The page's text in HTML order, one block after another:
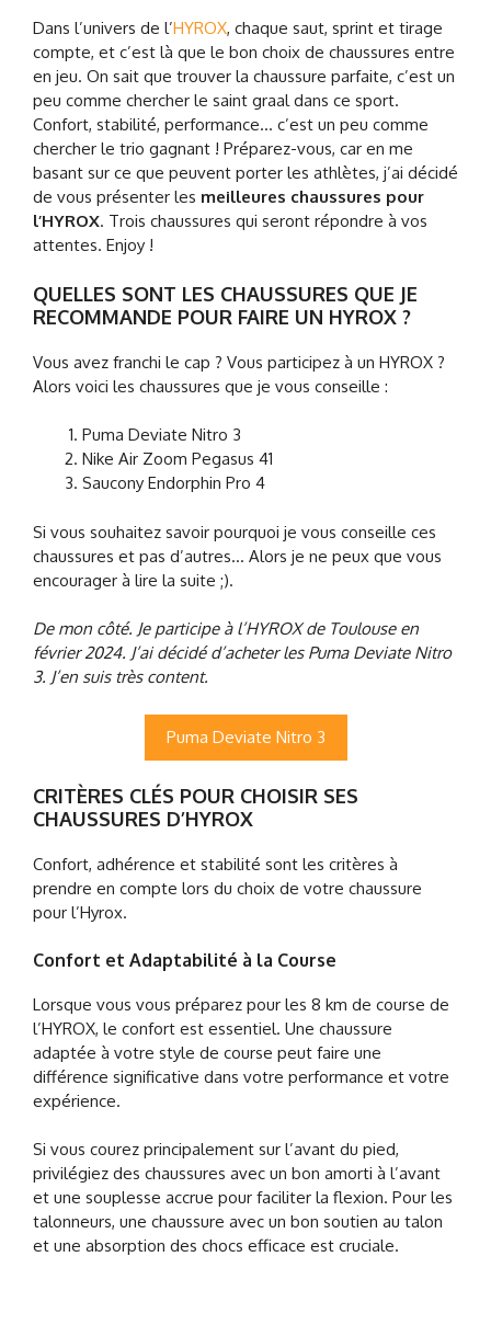
Dans l’univers de l’HYROX, chaque saut, sprint et tirage
compte, et c’est là que le bon choix de chaussures entre
en jeu. On sait que trouver la chaussure parfaite, c’est un
peu comme chercher le saint graal dans ce sport.
Confort, stabilité, performance… c’est un peu comme
chercher le trio gagnant ! Préparez-vous, car en me
basant sur ce que peuvent porter les athlètes, j’ai décidé
de vous présenter les meilleures chaussures pour
l’HYROX. Trois chaussures qui seront répondre à vos
attentes. Enjoy !
QUELLES SONT LES CHAUSSURES QUE JE
RECOMMANDE POUR FAIRE UN HYROX ?
Vous avez franchi le cap ? Vous participez à un HYROX ?
Alors voici les chaussures que je vous conseille :
Puma Deviate Nitro 3
Nike Air Zoom Pegasus 41
Saucony Endorphin Pro 4
Si vous souhaitez savoir pourquoi je vous conseille ces
chaussures et pas d’autres… Alors je ne peux que vous
encourager à lire la suite ;).
De mon côté. Je participe à l’HYROX de Toulouse en
février 2024. J’ai décidé d’acheter les Puma Deviate Nitro
3. J’en suis très content.
Puma Deviate Nitro 3
CRITÈRES CLÉS POUR CHOISIR SES
CHAUSSURES D’HYROX
Confort, adhérence et stabilité sont les critères à
prendre en compte lors du choix de votre chaussure
pour l’Hyrox.
Confort et Adaptabilité à la Course
Lorsque vous vous préparez pour les 8 km de course de
l’HYROX, le confort est essentiel. Une chaussure
adaptée à votre style de course peut faire une
différence significative dans votre performance et votre
expérience.
Si vous courez principalement sur l’avant du pied,
privilégiez des chaussures avec un bon amorti à l’avant
et une souplesse accrue pour faciliter la flexion. Pour les
talonneurs, une chaussure avec un bon soutien au talon
et une absorption des chocs efficace est cruciale.